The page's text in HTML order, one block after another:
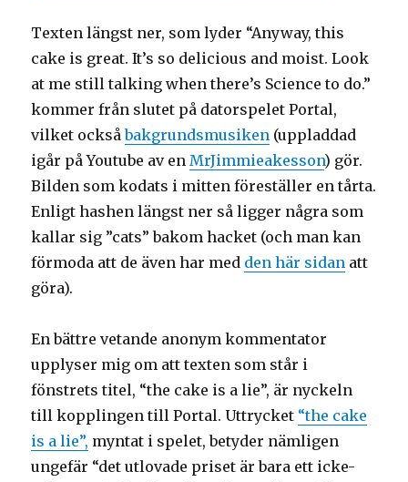
Texten längst ner, som lyder “Anyway, this
cake is great. It’s so delicious and moist. Look
at me still talking when there’s Science to do.”
kommer från slutet på datorspelet Portal,
vilket ocksåbakgrundsmusiken (uppladdad
igår på Youtube av enMrJimmieakesson) gör.
Bilden som kodats i mitten föreställer en tårta.
Enligt hashen längst ner så ligger några som
kallar sig ”cats” bakom hacket (och man kan
förmoda att de även har med den här sidan att
göra).
En bättre vetande anonym kommentator
upplyser mig om att texten som står i
fönstrets titel, “the cake is a lie”, är nyckeln
till kopplingen till Portal. Uttrycket “the cake
is a lie”, myntat i spelet, betyder nämligen
ungefär “det utlovade priset är bara ett icke-